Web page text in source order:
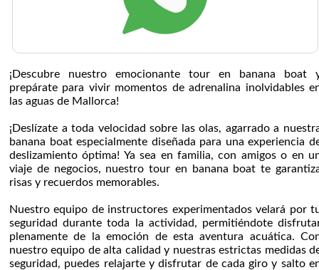
¡Descubre nuestro emocionante tour en banana boat
prepárate para vivir momentos de adrenalina inolvidables
las aguas de Mallorca!
¡Deslízate a toda velocidad sobre las olas, agarrado a
banana boat especialmente diseñada para una experiencia
deslizamiento óptima! Ya sea en familia, con amigos o en
viaje de negocios, nuestro tour en banana boat te
risas y recuerdos memorables.
Nuestro equipo de instructores experimentados velará por
seguridad durante toda la actividad, permitiéndote
plenamente de la emoción de esta aventura acuática.
nuestro equipo de alta calidad y nuestras estrictas medidas
seguridad, puedes relajarte y disfrutar de cada giro y salto